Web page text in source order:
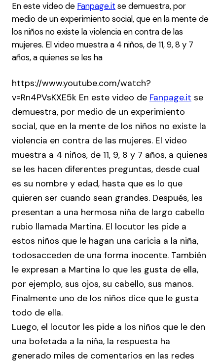
En este video de Fanpage.it se demuestra, por
medio de un experimiento social, que en la mente de
los niños no existe la violencia en contra de las
mujeres. El video muestra a 4 niños, de 11, 9, 8 y 7
años, a quienes se les ha
https://www.youtube.com/watch?
v=Rn4PVsKXE5k En este video de Fanpage.it se
demuestra, por medio de un experimiento
social, que en la mente de los niños no existe la
violencia en contra de las mujeres. El video
muestra a 4 niños, de 11, 9, 8 y 7 años, a quienes
se les hacen diferentes preguntas, desde cual
es su nombre y edad, hasta que es lo que
quieren ser cuando sean grandes. Después, les
presentan a una hermosa niña de largo cabello
rubio llamada Martina. El locutor les pide a
estos niños que le hagan una caricia a la niña,
todosacceden de una forma inocente. También
le expresan a Martina lo que les gusta de ella,
por ejemplo, sus ojos, su cabello, sus manos.
Finalmente uno de los niños dice que le gusta
todo de ella.
Luego, el locutor les pide a los niños que le den
una bofetada a la niña, la respuesta ha
generado miles de comentarios en las redes